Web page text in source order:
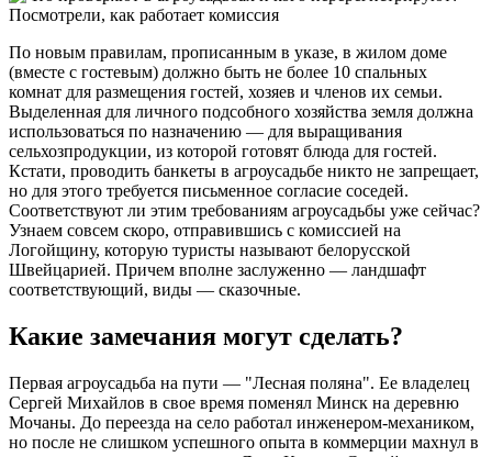
По новым правилам, прописанным в указе, в жилом доме
(вместе с гостевым) должно быть не более 10 спальных
комнат для размещения гостей, хозяев и членов их семьи.
Выделенная для личного подсобного хозяйства земля должна
использоваться по назначению — для выращивания
сельхозпродукции, из которой готовят блюда для гостей.
Кстати, проводить банкеты в агроусадьбе никто не запрещает,
но для этого требуется письменное согласие соседей.
Соответствуют ли этим требованиям агроусадьбы уже сейчас?
Узнаем совсем скоро, отправившись с комиссией на
Логойщину, которую туристы называют белорусской
Швейцарией. Причем вполне заслуженно — ландшафт
соответствующий, виды — сказочные.
Какие замечания могут сделать?
Первая агроусадьба на пути — "Лесная поляна". Ее владелец
Сергей Михайлов в свое время поменял Минск на деревню
Мочаны. До переезда на село работал инженером-механиком,
но после не слишком успешного опыта в коммерции махнул в